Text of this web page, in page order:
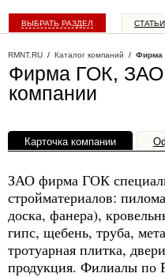
ВЫБРАТЬ РАЗДЕЛ СТАТЬИ
RMNT.RU / Каталог компаний / Фирма
Фирма ГОК,
компании
Карточка компании
ЗАО фирма ГОК
стройматериалов:
доска, фанера),
гипс, щебень, труба,
тротуарная плитка,
продукция. Филиалы по